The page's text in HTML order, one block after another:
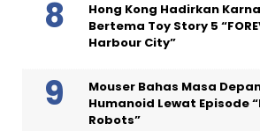
Hong Kong Hadirkan
Bertema Toy Story 5
Harbour City”
Mouser Bahas Masa
Humanoid Lewat Episode
Robots”